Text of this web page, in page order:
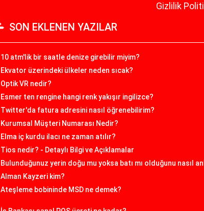
Gizlilik
SON EKLENEN YAZILAR
10 atm'lik bir saatle denize girebilir miyim?
Ekvator üzerindeki ülkeler neden sıcak?
Optik VR nedir?
Esmer ten rengine hangi renk yakışır ingilizce?
Twitter'da fatura adresini nasıl öğrenebilirim?
Kurumsal Müşteri Numarası Nedir?
Elma iç kurdu ilacı ne zaman atılır?
Tios nedir? - Detaylı Bilgi ve Açıklamalar
Bulunduğunuz yerin doğu mu yoksa batı mı olduğunu nasıl
Alman Kayzeri kim?
Ateşleme bobininde MSD ne demek?